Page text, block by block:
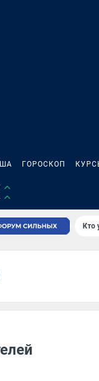
ГОРОСКОП
Кто